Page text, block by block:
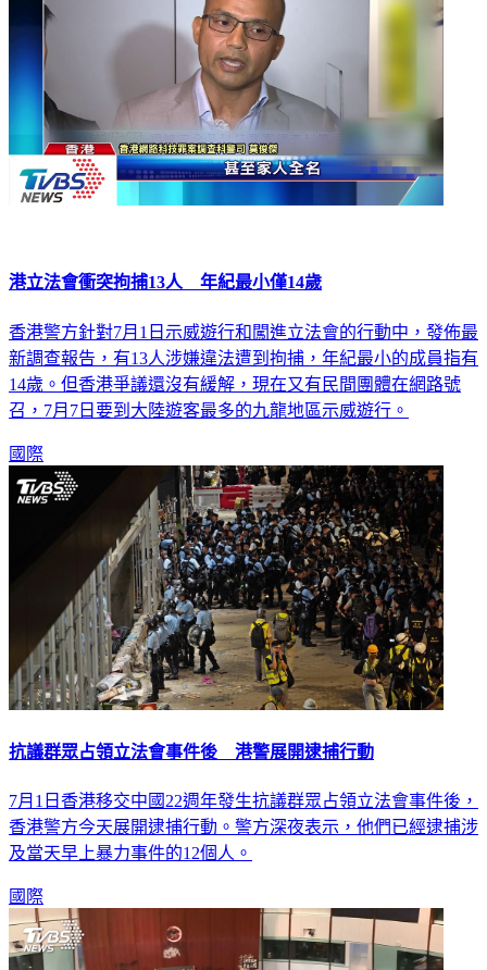
港立法會衝突拘捕13人 年紀最小僅14歲
香港警方針對7月1日示威遊行和闖進立法會的行動中，發佈最
新調查報告，有13人涉嫌違法遭到拘捕，年紀最小的成員指有
14歲。但香港爭議還沒有緩解，現在又有民間團體在網路號
召，7月7日要到大陸遊客最多的九龍地區示威遊行。
國際
抗議群眾占領立法會事件後 港警展開逮捕行動
7月1日香港移交中國22週年發生抗議群眾占領立法會事件後，
香港警方今天展開逮捕行動。警方深夜表示，他們已經逮捕涉
及當天早上暴力事件的12個人。
國際